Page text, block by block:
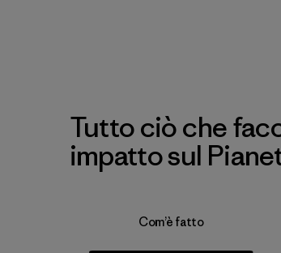
Tutto ciò che
impatto sul
Com’è fatto